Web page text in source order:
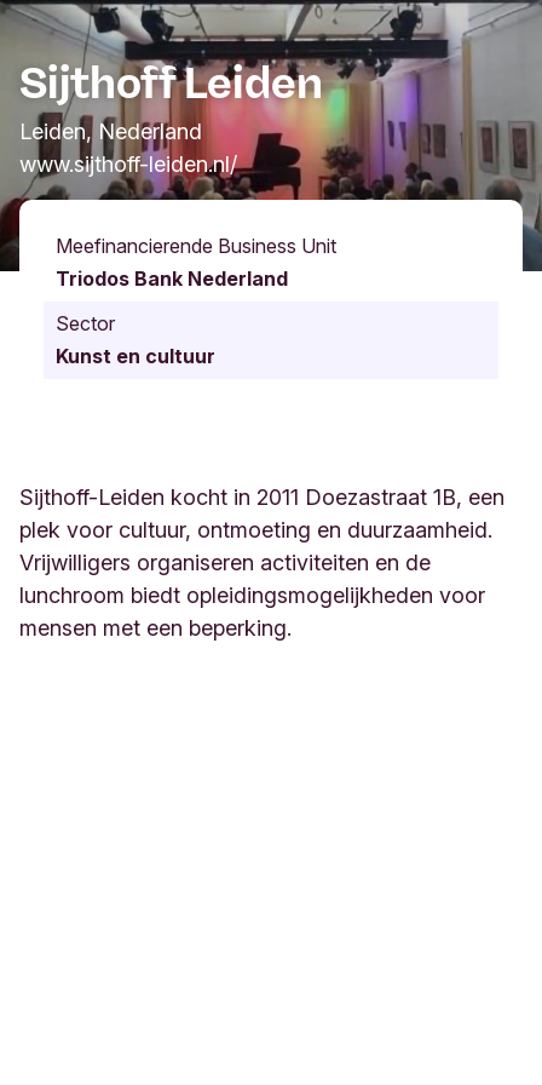
Sijthoff Leiden
Leiden, Nederland
www.sijthoff-leiden.nl/
Meefinancierende Business Unit
Triodos Bank Nederland
Sector
Kunst en cultuur
Sijthoff-Leiden kocht in 2011 Doezastraat 1B, een
plek voor cultuur, ontmoeting en duurzaamheid.
Vrijwilligers organiseren activiteiten en de
lunchroom biedt opleidingsmogelijkheden voor
mensen met een beperking.